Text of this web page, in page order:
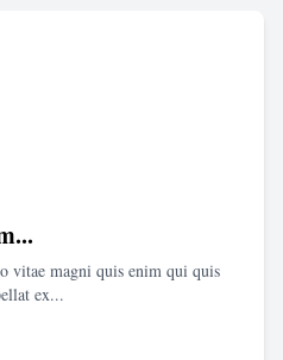
vitae magni quis enim qui quis
ex...